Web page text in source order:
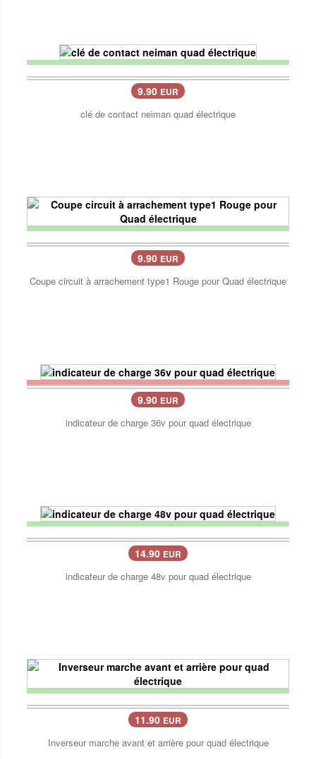
9.90 EUR
clé de contact neiman quad électrique
9.90 EUR
Coupe circuit à arrachement type1 Rouge pour Quad électrique
9.90 EUR
indicateur de charge 36v pour quad électrique
14.90 EUR
indicateur de charge 48v pour quad électrique
11.90 EUR
Inverseur marche avant et arrière pour quad électrique